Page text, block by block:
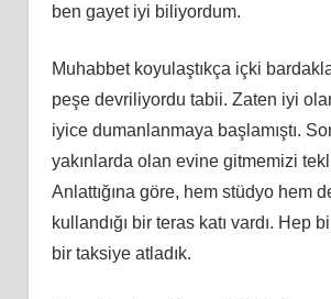
ben gayet iyi biliyordum.
Muhabbet koyulaştıkça içki
peşe devriliyordu tabii. Zaten iyi
iyice dumanlanmaya başlamıştı.
yakınlarda olan evine gitmemizi
Anlattığına göre, hem stüdyo hem
kullandığı bir teras katı vardı. Hep
bir taksiye atladık.